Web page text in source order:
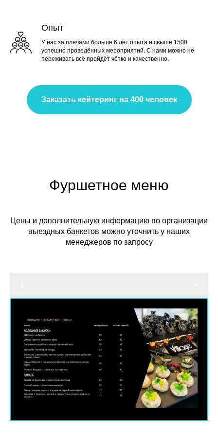
Опыт
У нас за плечами больше 6 лет опыта и свыше 1500
успешно проведённых мероприятий. С нами можно не
переживать всё пройдёт чётко и качественно.
Заказать кейтеринг на 400 человек
Фуршетное меню
Цены и дополнительную информацию по организации
выездных банкетов можно уточнить у наших
менеджеров по запросу